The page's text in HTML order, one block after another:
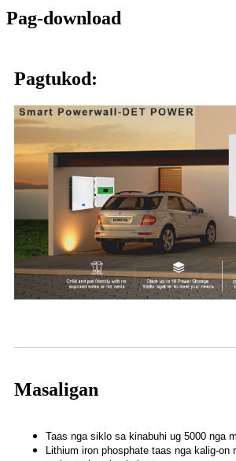
Pag-download
Pagtukod:
Masaligan
Taas nga siklo sa kinabuhi ug 5000 nga
Lithium iron phosphate taas nga kalig-on